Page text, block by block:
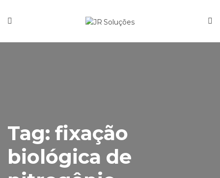
Tag: fixação
biológica de